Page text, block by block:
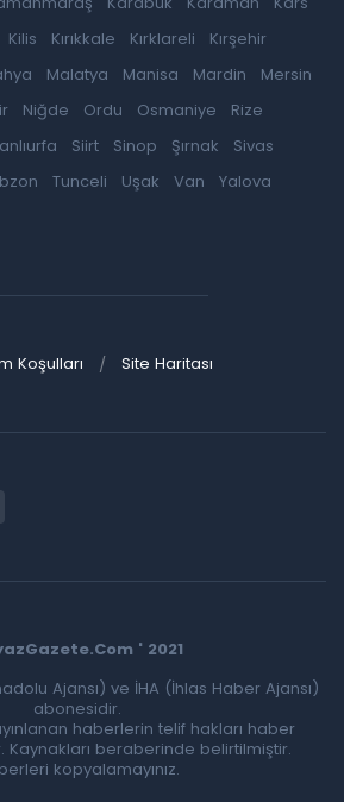
Kilis Kırıkkale Kırklareli
Kırşehir
Malatya Manisa Mardin
Mersin
Niğde Ordu Osmaniye
Rize
Siirt Sinop Şırnak
Sivas
Tunceli Uşak Van
Yalova
Koşulları Site Haritası
' 2021
Ajansı) ve İHA (İhlas Haber Ajansı)
abonesidir.
haberlerin telif hakları haber
Kaynakları beraberinde belirtilmiştir.
kopyalamayınız.